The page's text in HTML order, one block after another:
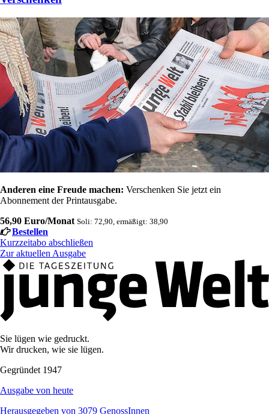
Anderen eine Freude machen: Verschenken Sie jetzt ein
Abonnement der Printausgabe.
56,90 Euro/Monat Soli: 72,90, ermäßigt: 38,90
Bestellen
Kurzzeitabo abschließen
Zur aktuellen Ausgabe
Sie lügen wie gedruckt.
Wir drucken, wie sie lügen.
Gegründet 1947
Ausgabe von heute
Herausgegeben von 3079 GenossInnen